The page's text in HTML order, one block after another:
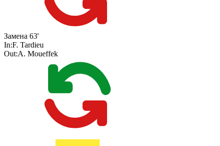
Замена 63'
In:F. Tardieu
Out:A. Moueffek